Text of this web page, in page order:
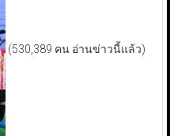
(530,389 คน อ่านข่าวนี้แล้ว)